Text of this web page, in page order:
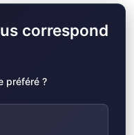
correspond
préféré ?